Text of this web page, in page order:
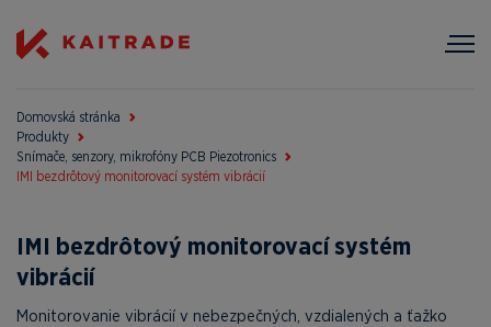
Domovská stránka
Produkty
Snímače, senzory, mikrofóny PCB Piezotronics
IMI bezdrôtový monitorovací systém vibrácií
IMI bezdrôtový monitorovací systém
vibrácií
Monitorovanie vibrácií v nebezpečných, vzdialených a ťažko